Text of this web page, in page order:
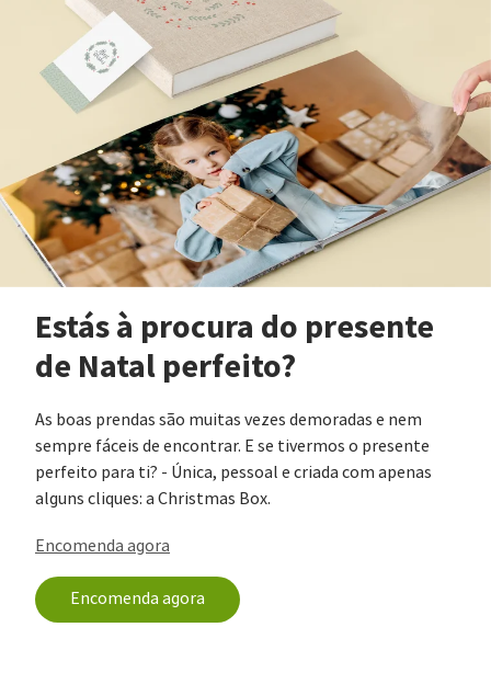
Estás à procura do presente
de Natal perfeito?
As boas prendas são muitas vezes demoradas e nem
sempre fáceis de encontrar. E se tivermos o presente
perfeito para ti? - Única, pessoal e criada com apenas
alguns cliques: a Christmas Box.
Encomenda agora
Encomenda agora